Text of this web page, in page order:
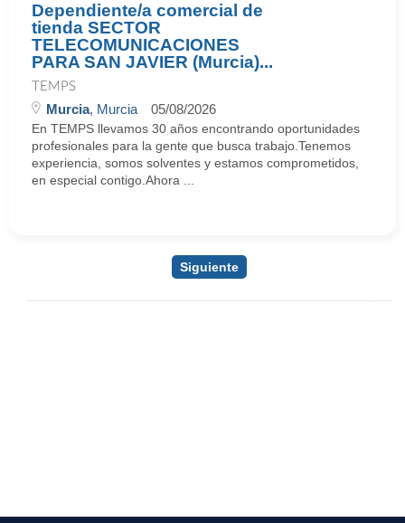
Dependiente/a comercial de
tienda SECTOR
TELECOMUNICACIONES
PARA SAN JAVIER (Murcia)...
TEMPS
Murcia, Murcia 05/08/2026
En TEMPS llevamos 30 años encontrando oportunidades
profesionales para la gente que busca trabajo.Tenemos
experiencia, somos solventes y estamos comprometidos,
en especial contigo.Ahora ...
Siguiente